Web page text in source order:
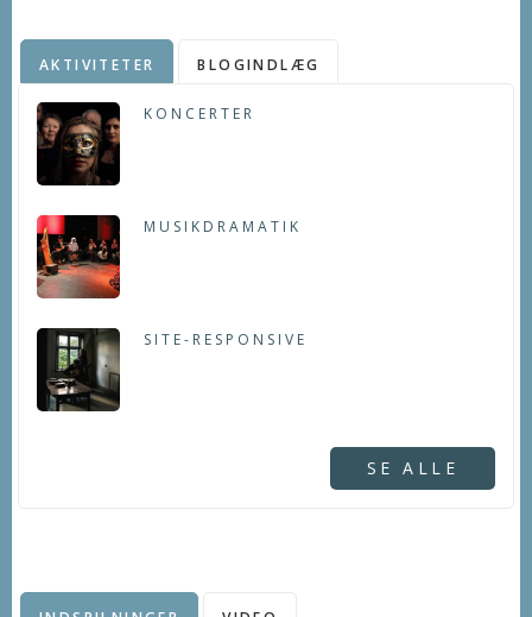
AKTIVITETER BLOGINDLÆG
KONCERTER
MUSIKDRAMATIK
SITE-RESPONSIVE
SE ALLE